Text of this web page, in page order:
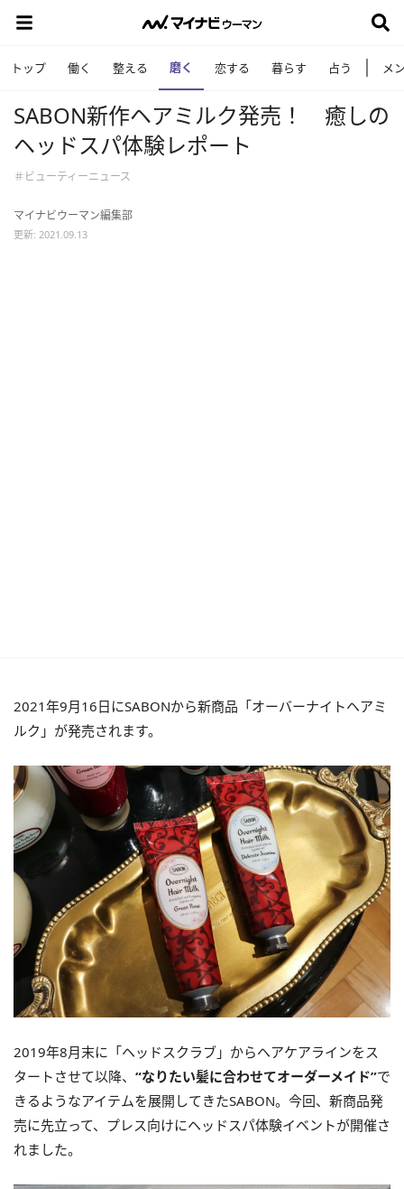
トップ 働く 整える 磨く 恋する 暮らす 占う メ
SABON新作ヘアミルク発売！ 癒しの
ヘッドスパ体験レポート
＃ビューティーニュース
マイナビウーマン編集部
更新: 2021.09.13
2021年9月16日にSABONから新商品「オーバーナイトヘアミ
ルク」が発売されます。
2019年8月末に「ヘッドスクラブ」からヘアケアラインをス
タートさせて以降、 “なりたい髪に合わせてオーダーメイド”で
きるようなアイテムを展開してきたSABON。今回、新商品発
売に先立って、プレス向けにヘッドスパ体験イベントが開催さ
れました。